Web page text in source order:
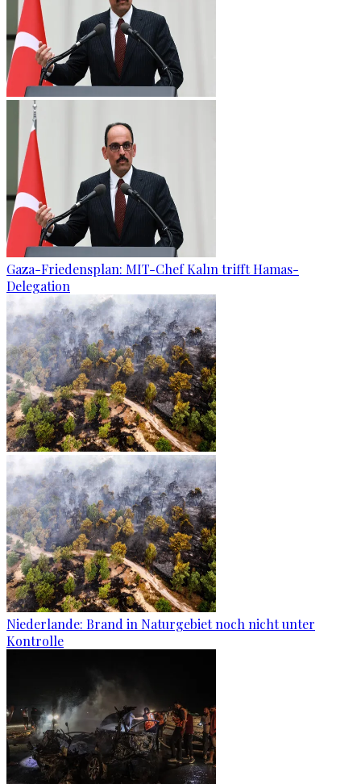
Gaza-Friedensplan: MIT-Chef Kalın trifft Hamas-
Delegation
Niederlande: Brand in Naturgebiet noch nicht unter
Kontrolle